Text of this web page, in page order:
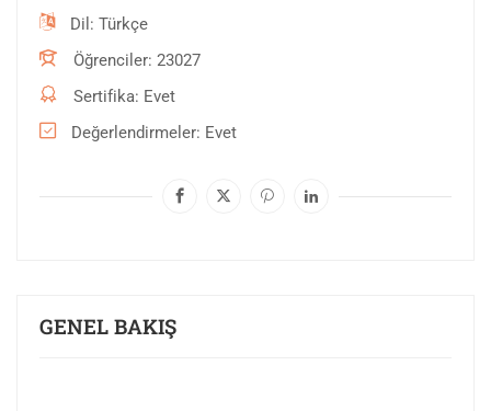
GENEL BAKIŞ
Dil
Türkçe
Öğrenciler 23027
Sertifika Evet
Değerlendirmeler Evet